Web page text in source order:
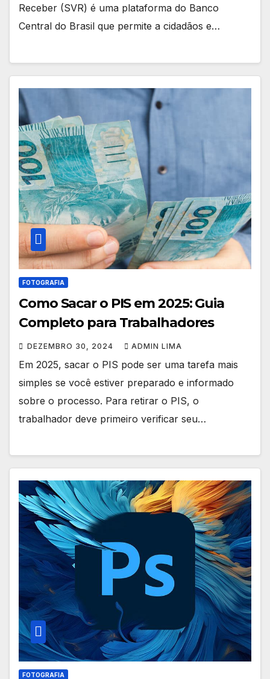
Receber (SVR) é uma plataforma do Banco
Central do Brasil que permite a cidadãos e…
FOTOGRAFIA
Como Sacar o PIS em 2025: Guia
Completo para Trabalhadores
DEZEMBRO 30, 2024 ADMIN LIMA
Em 2025, sacar o PIS pode ser uma tarefa mais
simples se você estiver preparado e informado
sobre o processo. Para retirar o PIS, o
trabalhador deve primeiro verificar seu…
FOTOGRAFIA